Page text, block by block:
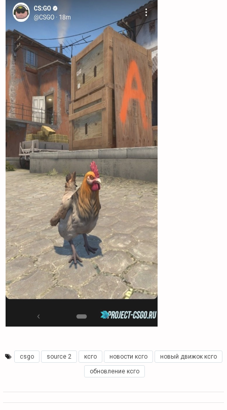
csgo source 2 ксго новости ксго новый движок ксго
обновление ксго